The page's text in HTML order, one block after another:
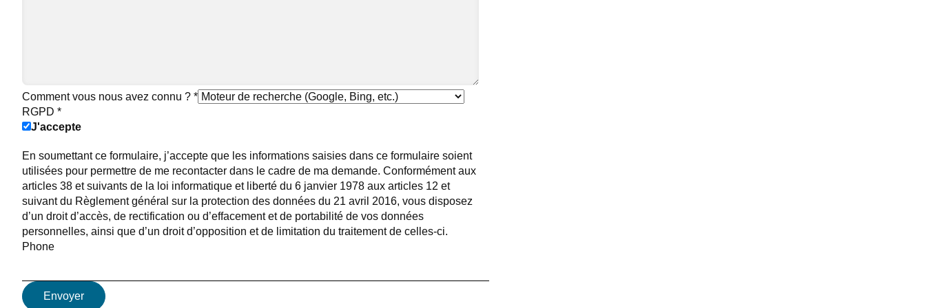
Comment vous nous avez connu ? *
RGPD *
J'accepte
En soumettant ce formulaire, j’accepte que les informations saisies dans ce formulaire soient
utilisées pour permettre de me recontacter dans le cadre de ma demande. Conformément aux
articles 38 et suivants de la loi informatique et liberté du 6 janvier 1978 aux articles 12 et
suivant du Règlement général sur la protection des données du 21 avril 2016, vous disposez
d’un droit d’accès, de rectification ou d’effacement et de portabilité de vos données
personnelles, ainsi que d’un droit d’opposition et de limitation du traitement de celles-ci.
Phone
Envoyer